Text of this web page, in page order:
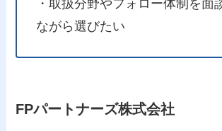
・取扱分野やフォロー体制を面
ながら選びたい
FPパートナーズ株式会社